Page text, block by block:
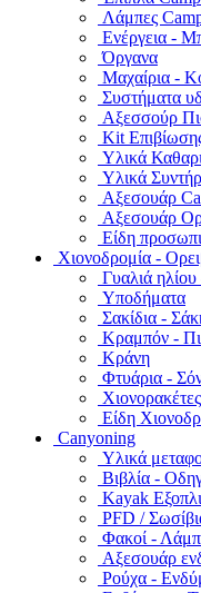
Λάμπες
Ενέργεια -
Όργανα
Μαχαίρια -
Συστήματα
Αξεσσούρ
Kit
Υλικά
Υλικά
Αξεσουάρ
Αξεσουάρ
Είδη
Χιονοδρομία -
Γυαλιά
Υποδήματα
Σακίδια -
Κραμπόν -
Κράνη
Φτυάρια -
Είδη
Canyoning
Υλικά
Βιβλία -
Kayak
PFD /
Φακοί -
Αξεσουάρ
Ρούχα -